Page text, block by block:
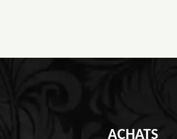
ACHATS